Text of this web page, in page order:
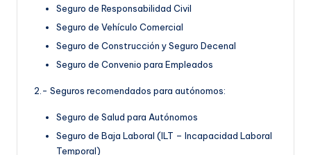
Seguro de Responsabilidad Civil
Seguro de Vehículo Comercial
Seguro de Construcción y Seguro Decenal
Seguro de Convenio para Empleados
2.- Seguros recomendados para autónomos:
Seguro de Salud para Autónomos
Seguro de Baja Laboral (ILT – Incapacidad Laboral
Temporal)